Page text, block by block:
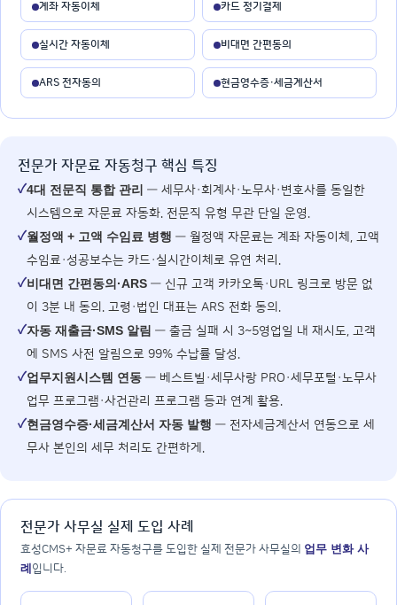
계좌 자동이체 카드 정기결제
실시간 자동이체 비대면 간편동의
ARS 전자동의 현금영수증·세금계산서
전문가 자문료 자동청구 핵심 특징
✓4대 전문직 통합 관리 — 세무사·회계사·노무사·변호사를 동일한
시스템으로 자문료 자동화. 전문직 유형 무관 단일 운영.
✓월정액 + 고액 수임료 병행 — 월정액 자문료는 계좌 자동이체, 고액
수임료·성공보수는 카드·실시간이체로 유연 처리.
✓비대면 간편동의·ARS — 신규 고객 카카오톡·URL 링크로 방문 없
이 3분 내 동의. 고령·법인 대표는 ARS 전화 동의.
✓자동 재출금·SMS 알림 — 출금 실패 시 3~5영업일 내 재시도, 고객
에 SMS 사전 알림으로 99% 수납률 달성.
✓업무지원시스템 연동 — 베스트빌·세무사랑 PRO·세무포털·노무사
업무 프로그램·사건관리 프로그램 등과 연계 활용.
✓현금영수증·세금계산서 자동 발행 — 전자세금계산서 연동으로 세
무사 본인의 세무 처리도 간편하게.
전문가 사무실 실제 도입 사례
효성CMS+ 자문료 자동청구를 도입한 실제 전문가 사무실의 업무 변화 사
례 입니다.